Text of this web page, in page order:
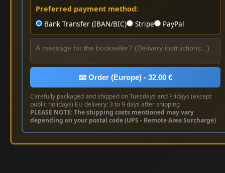
Preferred payment method:
Bank Transfer (IBAN/BIC)
Stripe PayPal
📧 Order (Europe) - 32.00 €
Carefully packaged and shipped on Tuesdays and Fridays (except
public holidays) EU delivery: 3 to 9 days after shipping
PLEASE NOTE: The shipping costs mentioned may vary
depending on your postal code (UPS - Remote Area Surcharge)